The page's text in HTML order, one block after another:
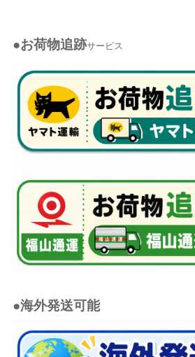
●お荷物追跡サービス
●海外発送可能